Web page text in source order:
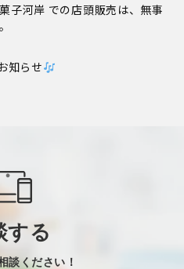
子河岸 での店頭販売は、無事
知らせ
する
談ください！